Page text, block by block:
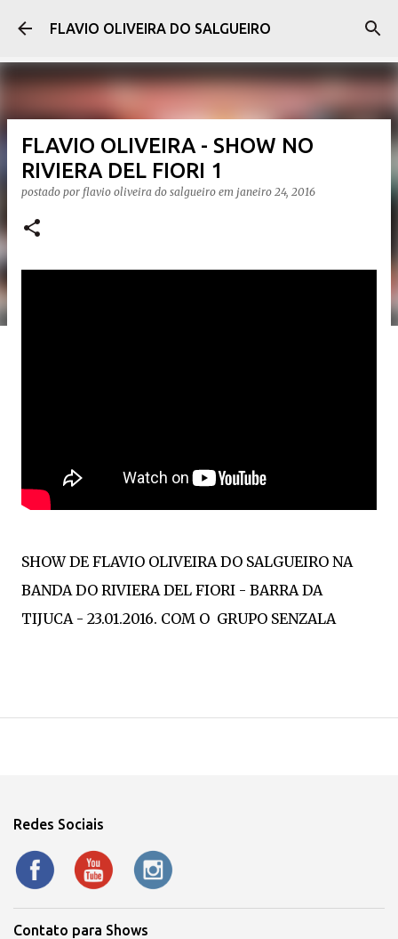
Pular para o conteúdo principal
FLAVIO OLIVEIRA DO SALGUEIRO
FLAVIO OLIVEIRA - SHOW NO
RIVIERA DEL FIORI 1
postado por flavio oliveira do salgueiro em janeiro 24, 2016
SHOW DE FLAVIO OLIVEIRA DO SALGUEIRO NA
BANDA DO RIVIERA DEL FIORI - BARRA DA
TIJUCA - 23.01.2016. COM O GRUPO SENZALA
Redes Sociais
Contato para Shows